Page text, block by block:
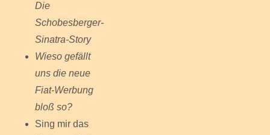
Die
Schobesberger-
Sinatra-Story
Wieso gefällt
uns die neue
Fiat-Werbung
bloß so?
Sing mir das